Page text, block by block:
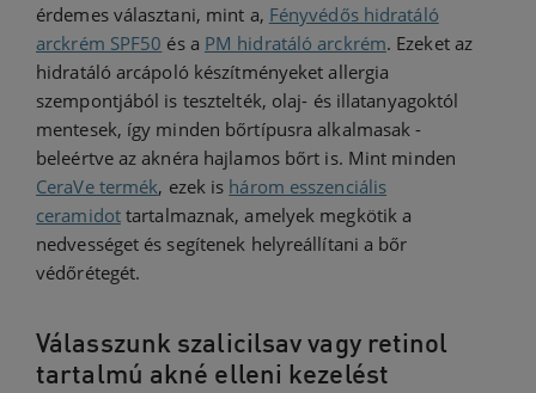
érdemes választani, mint a, Fényvédős hidratáló
arckrém SPF50 és a PM hidratáló arckrém. Ezeket az
hidratáló arcápoló készítményeket allergia
szempontjából is tesztelték, olaj- és illatanyagoktól
mentesek, így minden bőrtípusra alkalmasak -
beleértve az aknéra hajlamos bőrt is. Mint minden
CeraVe termék, ezek is három esszenciális
ceramidottartalmaznak, amelyek megkötik a
nedvességet és segítenek helyreállítani a bőr
védőrétegét.
Válasszunk szalicilsav vagy retinol
tartalmú akné elleni kezelést